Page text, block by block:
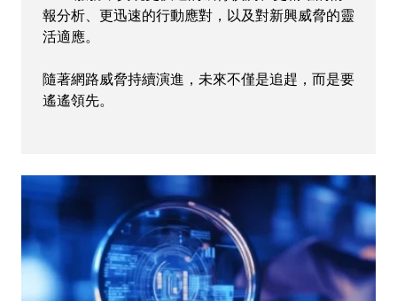
報分析、更迅速的行動應對，以及對新興威脅的靈
活適應。
隨著網路威脅持續演進，未來不僅是追趕，而是要
遙遙領先。